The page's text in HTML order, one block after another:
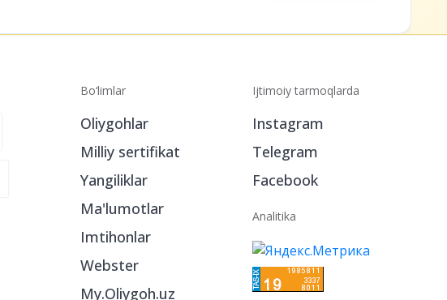
Bo‘limlar
Oliygohlar
Milliy sertifikat
Yangiliklar
Ma'lumotlar
Imtihonlar
Webster
My.Oliygoh.uz
Ijtimoiy tarmoqlarda
Instagram
Telegram
Facebook
Analitika